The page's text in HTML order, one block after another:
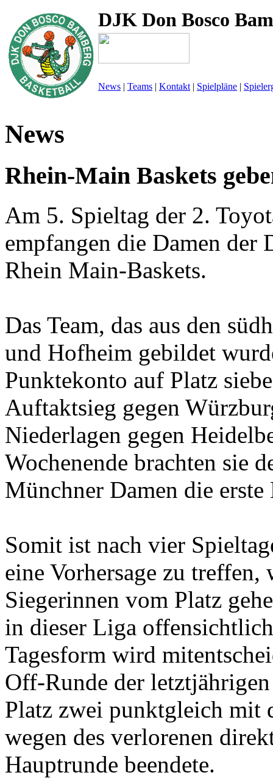
DJK Don Bosco
News | Teams | Kontakt | Spielpläne |
News
Rhein-Main Baskets
Am 5. Spieltag der 2.
empfangen die Damen der
Rhein Main-Baskets.
Das Team, das aus den
und Hofheim gebildet
Punktekonto auf Platz
Auftaktsieg gegen
Niederlagen gegen
Wochenende brachten sie
Münchner Damen die
Somit ist nach vier
eine Vorhersage zu treffen,
Siegerinnen vom Platz
in dieser Liga
Tagesform wird
Off-Runde der
Platz zwei punktgleich mit
wegen des verlorenen
Hauptrunde beendete.